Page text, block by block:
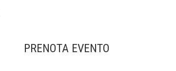
PRENOTA EVENTO